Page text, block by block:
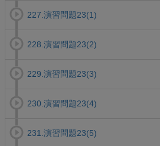
227.演習問題23(1)
228.演習問題23(2)
229.演習問題23(3)
230.演習問題23(4)
231.演習問題23(5)